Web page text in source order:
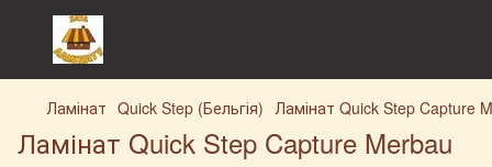
Ламінат Quick Step (Бельгія) Ламінат Quick Step Capture
Ламінат Quick Step Capture Merbau